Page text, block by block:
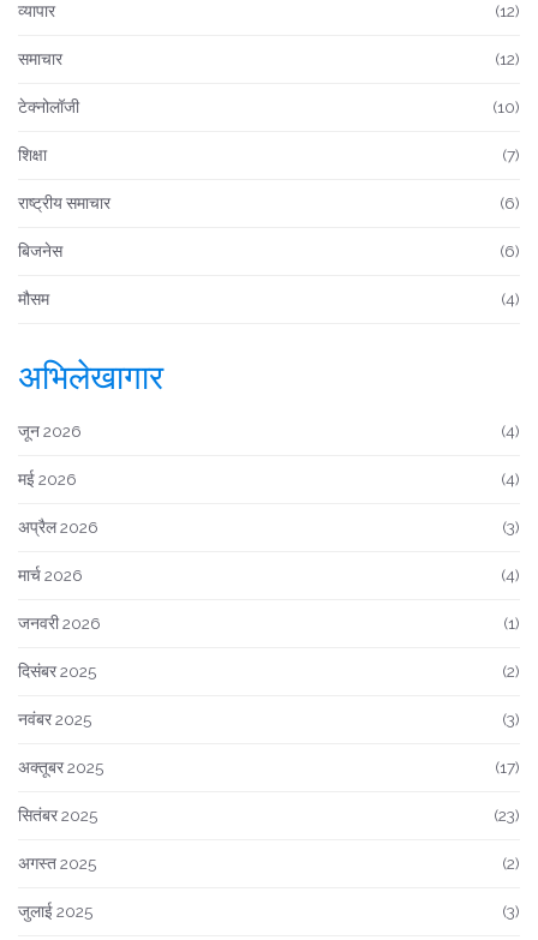
व्यापार (12)
समाचार (12)
टेक्नोलॉजी (10)
शिक्षा (7)
राष्ट्रीय समाचार (6)
बिजनेस (6)
मौसम (4)
अभिलेखागार
जून 2026 (4)
मई 2026 (4)
अप्रैल 2026 (3)
मार्च 2026 (4)
जनवरी 2026 (1)
दिसंबर 2025 (2)
नवंबर 2025 (3)
अक्तूबर 2025 (17)
सितंबर 2025 (23)
अगस्त 2025 (2)
जुलाई 2025 (3)